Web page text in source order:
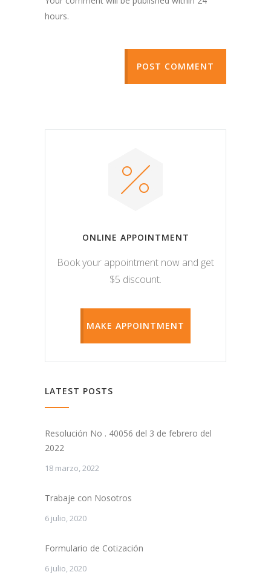
hours.
POST COMMENT
ONLINE APPOINTMENT
Book your appointment now and get
$5 discount.
MAKE APPOINTMENT
LATEST POSTS
Resolución No . 40056 del 3 de febrero del
2022
18 marzo, 2022
Trabaje con Nosotros
6 julio, 2020
Formulario de Cotización
6 julio, 2020